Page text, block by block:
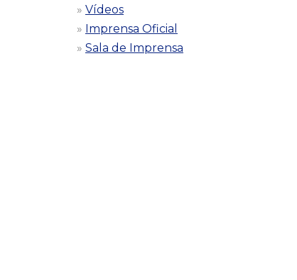
Vídeos
Imprensa Oficial
Sala de Imprensa